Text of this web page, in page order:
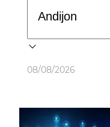
08/08/2026